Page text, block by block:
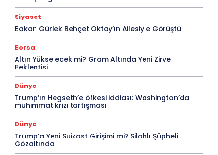
Siyaset
Bakan Gürlek Behçet Oktay’ın Ailesiyle Görüştü
Borsa
Altın Yükselecek mi? Gram Altında Yeni Zirve
Beklentisi
Dünya
Trump’ın Hegseth’e öfkesi iddiası: Washington’da
mühimmat krizi tartışması
Dünya
Trump’a Yeni Suikast Girişimi mi? Silahlı Şüpheli
Gözaltında